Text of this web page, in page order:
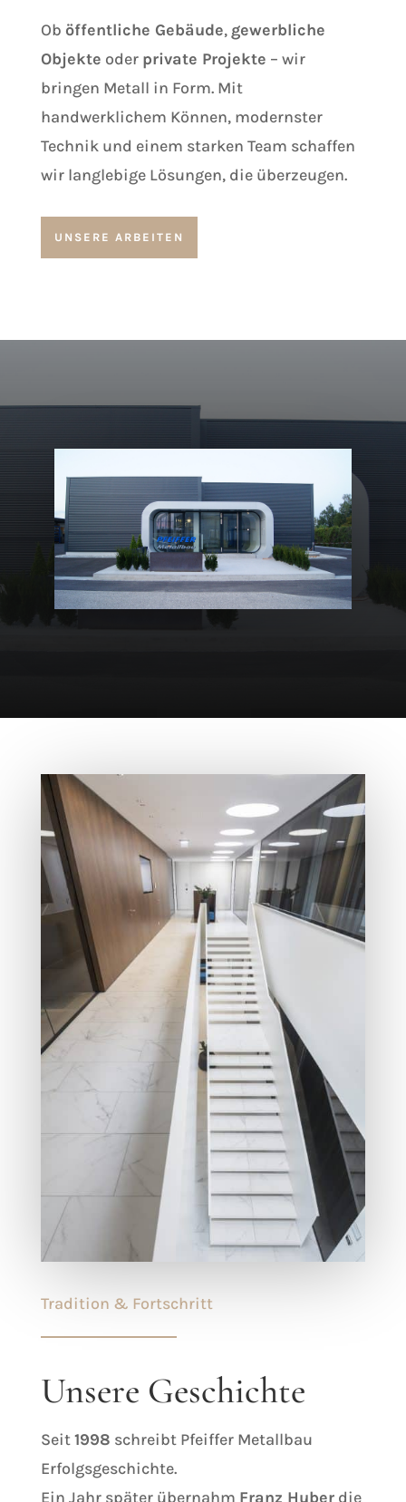
Ob öffentliche Gebäude, gewerbliche
Objekte oder private Projekte – wir
bringen Metall in Form. Mit
handwerklichem Können, modernster
Technik und einem starken Team schaffen
wir langlebige Lösungen, die überzeugen.
UNSERE ARBEITEN
Tradition & Fortschritt
Unsere Geschichte
Seit1998 schreibt Pfeiffer Metallbau
Erfolgsgeschichte.
Ein Jahr später übernahm Franz Huberdie